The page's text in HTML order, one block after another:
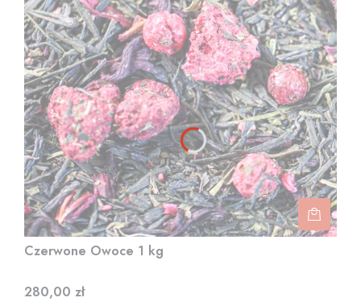
Czerwone Owoce 1 kg
Cena
280,00 zł